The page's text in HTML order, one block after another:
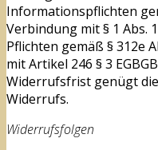
Informationspflichten
Verbindung mit § 1 Abs.
Pflichten gemäß § 312e
mit Artikel 246 § 3
Widerrufsfrist genügt
Widerrufs.
Widerrufsfolgen